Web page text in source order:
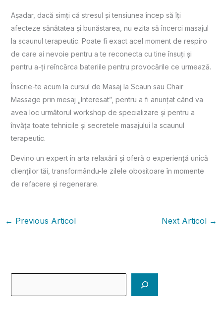
Așadar, dacă simți că stresul și tensiunea încep să îți
afecteze sănătatea și bunăstarea, nu ezita să încerci masajul
la scaunul terapeutic. Poate fi exact acel moment de respiro
de care ai nevoie pentru a te reconecta cu tine însuți și
pentru a-ți reîncărca bateriile pentru provocările ce urmează.
Înscrie-te acum la cursul de Masaj la Scaun sau Chair
Massage prin mesaj „Interesat”, pentru a fi anunțat când va
avea loc următorul workshop de specializare și pentru a
învăța toate tehnicile și secretele masajului la scaunul
terapeutic.
Devino un expert în arta relaxării și oferă o experiență unică
clienților tăi, transformându-le zilele obositoare în momente
de refacere și regenerare.
← Previous Articol Next Articol →